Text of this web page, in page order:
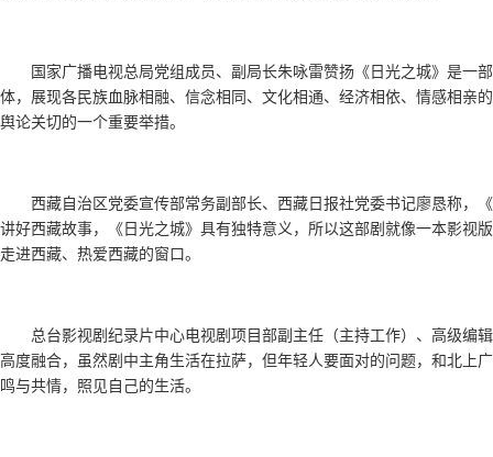
国家广播电视总局党组成员、副局长朱咏雷赞扬《日光之城》是一
体，展现各民族血脉相融、信念相同、文化相通、经济相依、情感相亲
舆论关切的一个重要举措。
西藏自治区党委宣传部常务副部长、西藏日报社党委书记廖恳称，
讲好西藏故事，《日光之城》具有独特意义，所以这部剧就像一本影视
走进西藏、热爱西藏的窗口。
总台影视剧纪录片中心电视剧项目部副主任（主持工作）、高级编
高度融合，虽然剧中主角生活在拉萨，但年轻人要面对的问题，和北上
鸣与共情，照见自己的生活。